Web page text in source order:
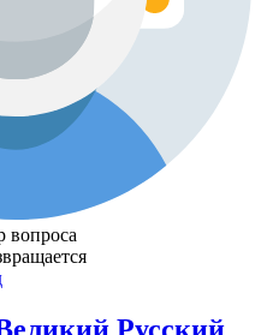
вопроса